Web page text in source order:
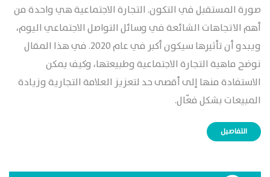
صورة المستقبل في التكون. التجارة الاجتماعية هي واحدة من
أهم الاتجاهات الشائعة في وسائل التواصل الاجتماعي اليوم،
ويبدو أن تأثيرها سيكون أكبر في عام 2020. في هذا المقال
نوضح ماهية التجارة الاجتماعية وطبيعتها، وكيف يمكن
الاستفادة منها إلى أقصى حد لتعزيز العلامة التجارية وزيادة
المبيعات بشكل فعّال.
التفاصيل